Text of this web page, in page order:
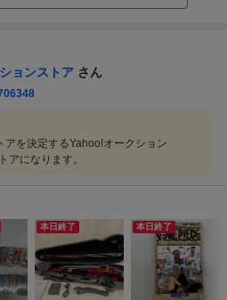
ョンストア さん
アを決定するYahoo!オークション
アになります。
本日終了 本日終了